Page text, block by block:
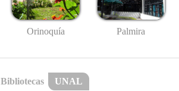
Orinoquía Palmira
Bibliotecas UNAL